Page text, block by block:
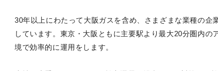
30年以上にわたって大阪ガスを含め、さまざまな業種の
しています。東京・大阪ともに主要駅より最大20分圏内
境で効率的に運用をします。